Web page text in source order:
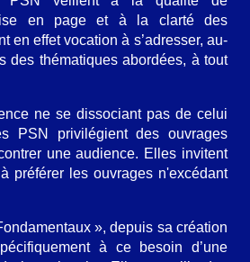
en page et à la clarté des
en effet vocation à s’adresser, au-
des thématiques abordées, à tout
ne se dissociant pas de celui
PSN privilégient des ouvrages
une audience. Elles invitent
préférer les ouvrages n'excédant
», depuis sa création
à ce besoin d’une